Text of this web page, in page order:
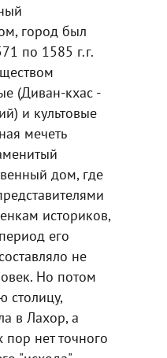
город был
по 1585 г.г.
(Диван-кхас -
и культовые
мечеть
дом, где
историков,
его
не
Но потом
столицу,
в Лахор, а
нет точного